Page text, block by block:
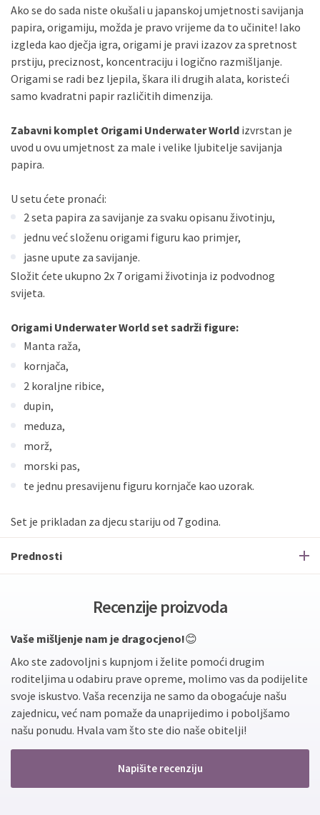
Ako se do sada niste okušali u japanskoj umjetnosti savijanja
papira, origamiju, možda je pravo vrijeme da to učinite! Iako
izgleda kao dječja igra, origami je pravi izazov za spretnost
prstiju, preciznost, koncentraciju i logično razmišljanje.
Origami se radi bez ljepila, škara ili drugih alata, koristeći
samo kvadratni papir različitih dimenzija.
Zabavni komplet Origami Underwater World izvrstan je
uvod u ovu umjetnost za male i velike ljubitelje savijanja
papira.
U setu ćete pronaći:
2 seta papira za savijanje za svaku opisanu životinju,
jednu već složenu origami figuru kao primjer,
jasne upute za savijanje.
Složit ćete ukupno 2x 7 origami životinja iz podvodnog
svijeta.
Origami Underwater World set sadrži figure:
Manta raža,
kornjača,
2 koraljne ribice,
dupin,
meduza,
morž,
morski pas,
te jednu presavijenu figuru kornjače kao uzorak.
Set je prikladan za djecu stariju od 7 godina.
Prednosti
Recenzije proizvoda
Vaše mišljenje nam je dragocjeno!😊
Ako ste zadovoljni s kupnjom i želite pomoći drugim
roditeljima u odabiru prave opreme, molimo vas da podijelite
svoje iskustvo. Vaša recenzija ne samo da obogaćuje našu
zajednicu, već nam pomaže da unaprijedimo i poboljšamo
našu ponudu. Hvala vam što ste dio naše obitelji!
Napišite recenziju